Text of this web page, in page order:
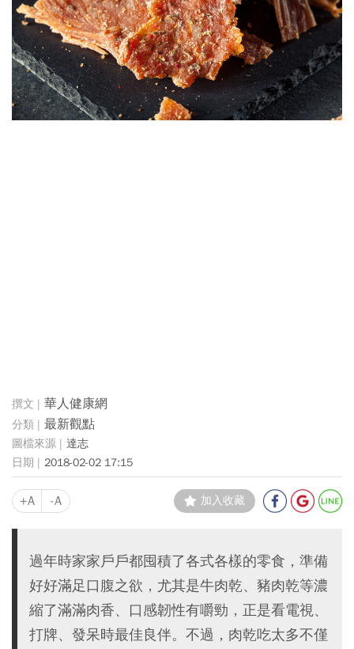
華人健康網
最新觀點
達志
2018-02-02 17:15
+A -A 加入收藏
過年時家家戶戶都囤積了各式各樣的零食，準備
好好滿足口腹之欲，尤其是牛肉乾、豬肉乾等濃
縮了滿滿肉香、口感韌性有嚼勁，正是看電視、
打牌、發呆時最佳良伴。不過，肉乾吃太多不僅